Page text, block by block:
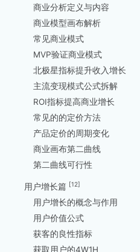
商业分析定义与内容
商业模型画布解析
常见商业模式
MVP验证商业模式
北极星指标提升收入增长
主流变现模式公式拆解
ROI指标提高商业增长
常见的的定价方法
产品定价的周期变化
商业画布第二曲线
第二曲线可行性
用户增长篇 [12]
用户增长的概念与作用
用户价值公式
获客的良性指标
获取用户的4W1H